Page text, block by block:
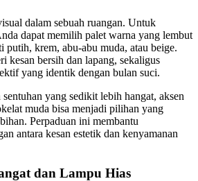
dalam sebuah ruangan. Untuk
dapat memilih palet warna yang lembut
putih, krem, abu-abu muda, atau beige.
kesan bersih dan lapang, sekaligus
yang identik dengan bulan suci.
yang sedikit lebih hangat, aksen
muda bisa menjadi pilihan yang
Perpaduan ini membantu
antara kesan estetik dan kenyamanan
dan Lampu Hias